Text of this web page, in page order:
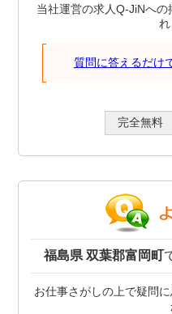
当社運営の求人Q-JiNへ
れ
質問に答えるだけ
完全無料
福島県 双葉郡富岡町
お仕事さがしの上で疑問